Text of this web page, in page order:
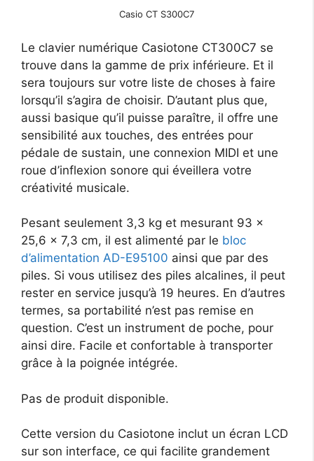
Casio CT S300C7
Le clavier numérique Casiotone CT300C7 se
trouve dans la gamme de prix inférieure. Et il
sera toujours sur votre liste de choses à faire
lorsqu’il s’agira de choisir. D’autant plus que,
aussi basique qu’il puisse paraître, il offre une
sensibilité aux touches, des entrées pour
pédale de sustain, une connexion MIDI et une
roue d’inflexion sonore qui éveillera votre
créativité musicale.
Pesant seulement 3,3 kg et mesurant 93 x
25,6 x 7,3 cm, il est alimenté par le bloc
d’alimentation AD-E95100 ainsi que par des
piles. Si vous utilisez des piles alcalines, il peut
rester en service jusqu’à 19 heures. En d’autres
termes, sa portabilité n’est pas remise en
question. C’est un instrument de poche, pour
ainsi dire. Facile et confortable à transporter
grâce à la poignée intégrée.
Pas de produit disponible.
Cette version du Casiotone inclut un écran LCD
sur son interface, ce qui facilite grandement